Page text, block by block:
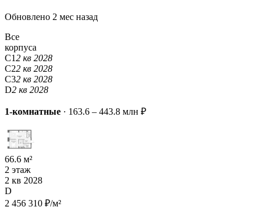
Обновлено 2 мес назад
Все
корпуса
C12 кв 2028
C22 кв 2028
C32 кв 2028
D2 кв 2028
1-комнатные · 163.6 – 443.8 млн ₽
66.6 м²
2 этаж
2 кв 2028
D
2 456 310 ₽/м²